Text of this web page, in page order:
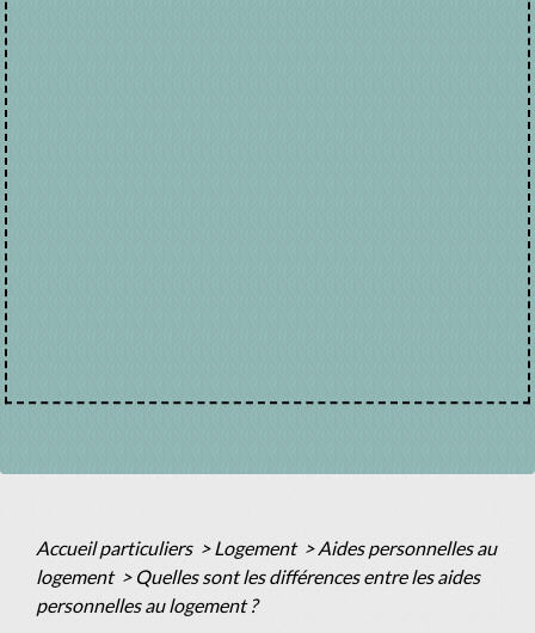
Accueil particuliers > Logement > Aides personnelles au
logement > Quelles sont les différences entre les aides
personnelles au logement ?